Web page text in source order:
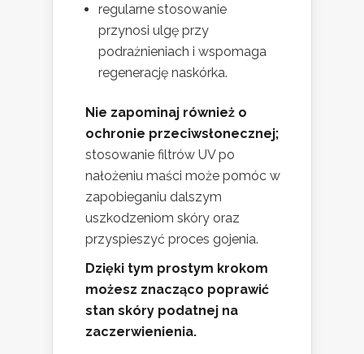
regularne stosowanie
przynosi ulgę przy
podrażnieniach i wspomaga
regenerację naskórka.
Nie zapominaj również o
ochronie przeciwsłonecznej;
stosowanie filtrów UV po
nałożeniu maści może pomóc w
zapobieganiu dalszym
uszkodzeniom skóry oraz
przyspieszyć proces gojenia.
Dzięki tym prostym krokom
możesz znacząco poprawić
stan skóry podatnej na
zaczerwienienia.